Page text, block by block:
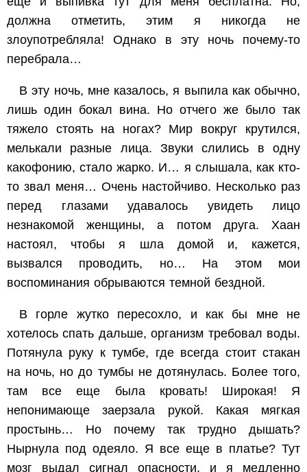
должна отметить, этим я никогда не
злоупотребляла! Однако в эту ночь почему-то
перебрала…
В эту ночь, мне казалось, я выпила как обычно,
лишь один бокал вина. Но отчего же было так
тяжело стоять на ногах? Мир вокруг крутился,
мелькали разные лица. Звуки слились в одну
какофонию, стало жарко. И… я слышала, как кто-
то звал меня… Очень настойчиво. Несколько раз
перед глазами удавалось увидеть лицо
незнакомой женщины, а потом друга. Хаан
настоял, чтобы я шла домой и, кажется,
вызвался проводить, но… На этом мои
воспоминания обрываются темной бездной.
В горле жутко пересохло, и как бы мне не
хотелось спать дальше, организм требовал воды.
Потянула руку к тумбе, где всегда стоит стакан
на ночь, но до тумбы не дотянулась. Более того,
там все еще была кровать! Широкая! Я
непонимающе заерзала рукой. Какая мягкая
простынь… Но почему так трудно дышать?
Нырнула под одеяло. Я все еще в платье? Тут
мозг выдал сигнал опасности, и я медленно